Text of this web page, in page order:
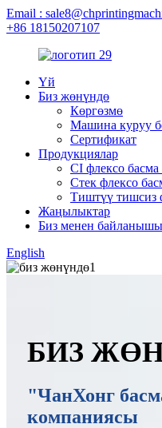
Email :
+86 18150207107
Үй
Биз жөнүндө
Көргөзмө
Машина куруу
Сертификат
Продукциялар
CI флексо
Стек флексо
Тиштүү тишсиз
Жаңылыктар
Биз менен
English
БИЗ
"ЧанХонг
компаниясы